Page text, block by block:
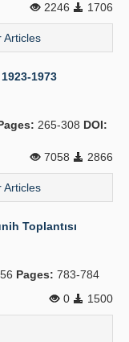
2246
1706
Articles
1973
265-308 DOI:
7058
2866
Articles
Toplantısı
Pages: 783-784
0
1500